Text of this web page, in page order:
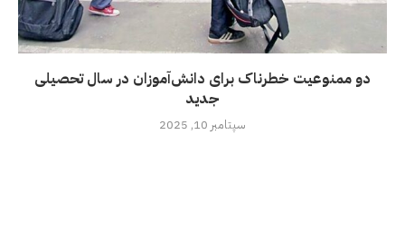
دو ممنوعیت خطرناک برای دانش‌آموزان در سال تحصیلی
جدید
سپتامبر 10, 2025